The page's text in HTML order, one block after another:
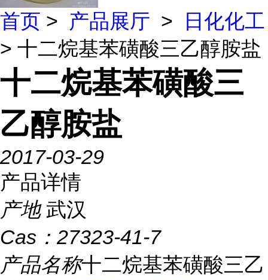
首页 > 产品展厅 >
日化化工
> 十二烷基苯磺酸三乙醇胺盐
十二烷基苯磺酸三
乙醇胺盐
2017-03-29
产品详情
产地 武汉
Cas： 27323-41-7
产品名称十二烷基苯磺酸三乙